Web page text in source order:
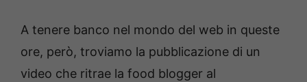
A tenere banco nel mondo del web in queste
ore, però, troviamo la pubblicazione di un
video che ritrae la food blogger al